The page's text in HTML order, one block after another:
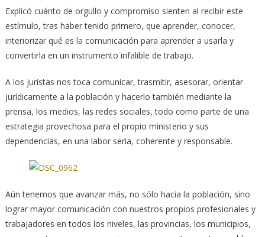
Explicó cuánto de orgullo y compromiso sienten al recibir este
estímulo, tras haber tenido primero, que aprender, conocer,
interiorizar qué es la comunicación para aprender a usarla y
convertirla en un instrumento infalible de trabajo.
A los juristas nos toca comunicar, trasmitir, asesorar, orientar
jurídicamente a la población y hacerlo también mediante la
prensa, los medios, las redes sociales, todo como parte de una
estrategia provechosa para el propio ministerio y sus
dependencias, en una labor seria, coherente y responsable.
Aún tenemos que avanzar más, no sólo hacia la población, sino
lograr mayor comunicación con nuestros propios profesionales y
trabajadores en todos los niveles, las provincias, los municipios,